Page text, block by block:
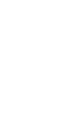
înțeleg
puternic